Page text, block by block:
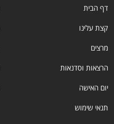
דף הבית
קצת עלינו
מרצים
הרצאות וסדנאות
יום האישה
תנאי שימוש